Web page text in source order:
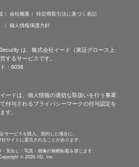
会社概要
特定商取引法に基づく表記
個人情報保護方針
は、株式会社イード（東証グロース上
するサービスです。
：6038
ードは、個人情報の適切な取扱いを行う事業
付与されるプライバシーマークの付与認定を
す。
/サービスを購入、契約した場合に、
サイトに還元されることがあります。
見出し・写真・画像の無断転載を禁じます。
© 2026 IID, Inc.